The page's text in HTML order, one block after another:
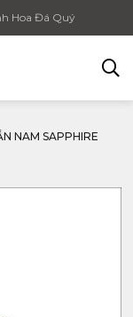
Hoa Đá Quý
NAM SAPPHIRE